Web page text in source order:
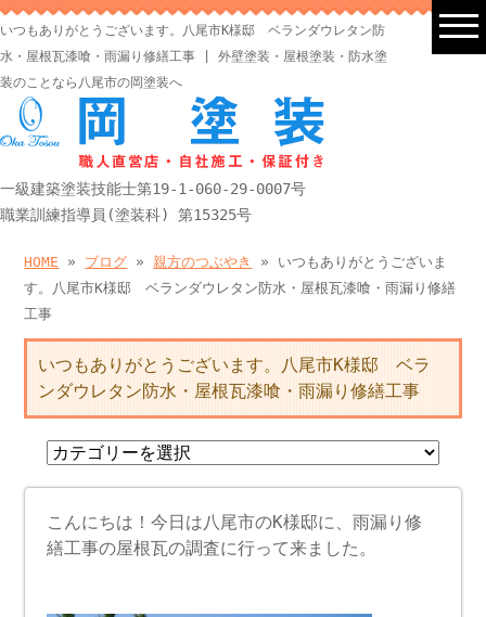
いつもありがとうございます。八尾市K様邸 ベランダウレタン防
水・屋根瓦漆喰・雨漏り修繕工事 | 外壁塗装・屋根塗装・防水塗
装のことなら八尾市の岡塗装へ
一級建築塗装技能士第19-1-060-29-0007号
職業訓練指導員(塗装科) 第15325号
HOME » ブログ »親方のつぶやき
» いつもありがとうございま
す。八尾市K様邸 ベランダウレタン防水・屋根瓦漆喰・雨漏り修繕
工事
いつもありがとうございます。八尾市K様邸 ベラ
ンダウレタン防水・屋根瓦漆喰・雨漏り修繕工事
こんにちは！今日は八尾市のK様邸に、雨漏り修
繕工事の屋根瓦の調査に行って来ました。